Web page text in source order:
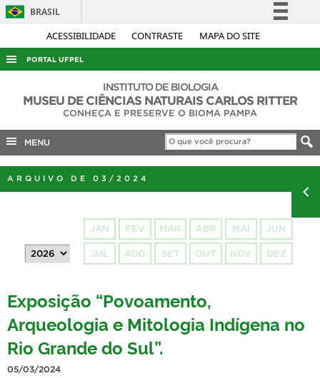
ACESSIBILIDADE CONTRASTE MAPA DO SITE
BRASIL
Simplifique!
Acesso à informação
Legislação
Canais
PORTAL UFPEL
ACESSO À INFORMAÇÃO
COBALTO
CONCURSOS
EDITAIS
PORTARIAS
INSTITUTO DE BIOLOGIA
MUSEU DE CIÊNCIAS NATURAIS CARLOS RITTER
CONHEÇA E PRESERVE O BIOMA PAMPA
MENU
ARQUIVO DE 03/2024
JAN FEV MAR ABR MAI JUN
JUL AGO SET OUT NOV DEZ
Exposição “Povoamento,
Arqueologia e Mitologia Indígena no
Rio Grande do Sul”.
05/03/2024